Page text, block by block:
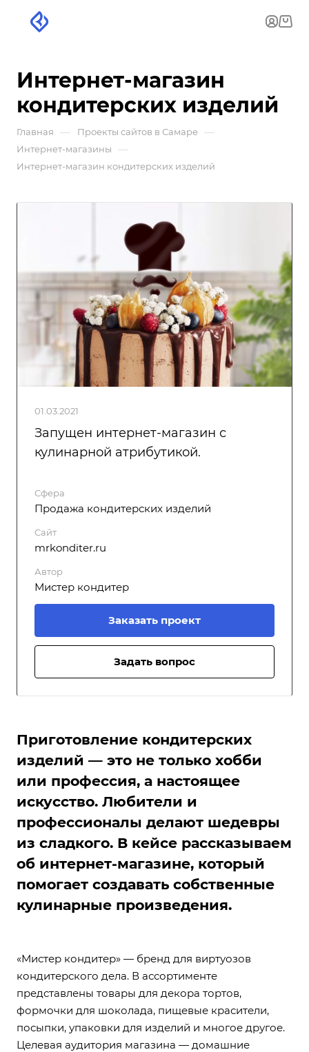
Интернет-магазин
кондитерских изделий
Главная — Проекты сайтов в Самаре —
Интернет-магазины —
Интернет-магазин кондитерских изделий
01.03.2021
Запущен интернет-магазин с
кулинарной атрибутикой.
Сфера
Продажа кондитерских изделий
Сайт
mrkonditer.ru
Автор
Мистер кондитер
Заказать проект
Задать вопрос
Приготовление кондитерских
изделий — это не только хобби
или профессия, а настоящее
искусство. Любители и
профессионалы делают шедевры
из сладкого. В кейсе рассказываем
об интернет-магазине, который
помогает создавать собственные
кулинарные произведения.
«Мистер кондитер» — бренд для виртуозов
кондитерского дела. В ассортименте
представлены товары для декора тортов,
формочки для шоколада, пищевые красители,
посыпки, упаковки для изделий и многое другое.
Целевая аудитория магазина — домашние